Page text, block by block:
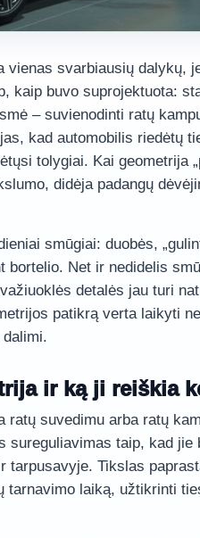
vienas svarbiausių dalykų,
kaip buvo suprojektuota:
– suvienodinti ratų
kad automobilis riedėtų
tolygiai. Kai geometrija
didėja padangų
smūgiai: duobės,
bortelio. Net ir nedidelis
detalės jau turi
patikrą verta laikyti
dalimi.
ir ką ji reiškia
ratų suvedimu arba ratų
sureguliavimas taip, kad jie
tarpusavyje. Tikslas
tarnavimo laiką, užtikrinti